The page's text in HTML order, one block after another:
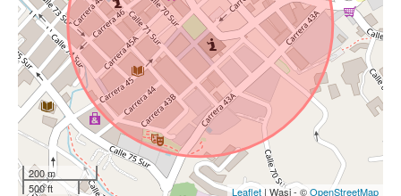
200 m
500 ft
Leaflet | Wasi - ©OpenStreetMap